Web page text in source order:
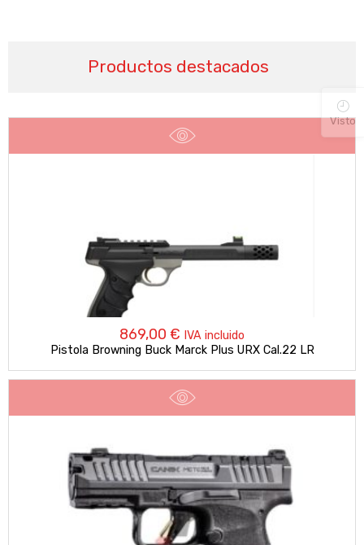
Productos destacados
869,00 € IVA incluido
Pistola Browning Buck Marck Plus URX Cal.22 LR
Visto